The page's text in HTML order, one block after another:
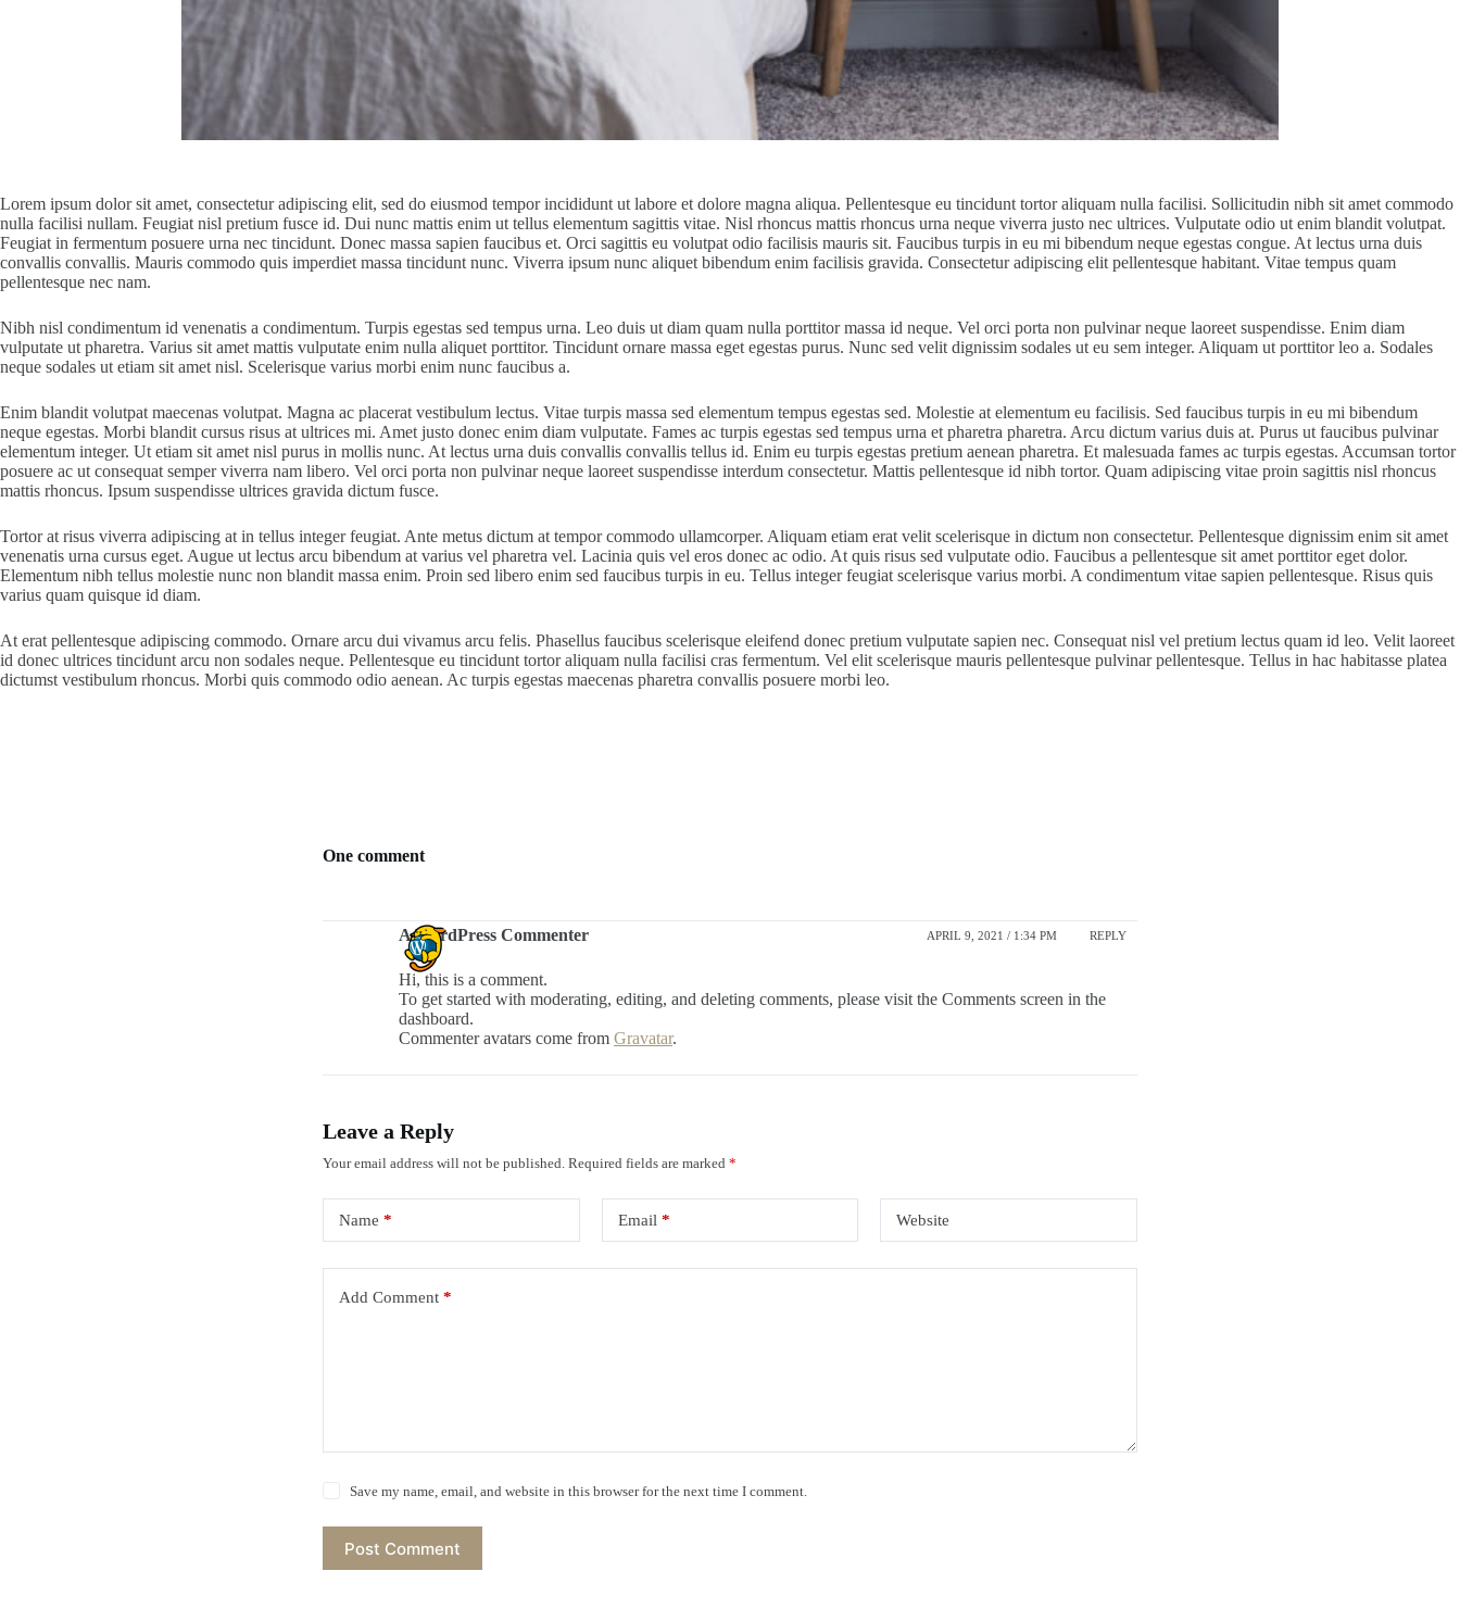
Lorem ipsum dolor sit amet, consectetur adipiscing elit, sed do eiusmod tempor incididunt ut labore et dolore magna aliqua. Pellentesque eu tincidunt tortor aliquam nulla facilisi. Sollicitudin nibh sit amet commodo
nulla facilisi nullam. Feugiat nisl pretium fusce id. Dui nunc mattis enim ut tellus elementum sagittis vitae. Nisl rhoncus mattis rhoncus urna neque viverra justo nec ultrices. Vulputate odio ut enim blandit volutpat.
Feugiat in fermentum posuere urna nec tincidunt. Donec massa sapien faucibus et. Orci sagittis eu volutpat odio facilisis mauris sit. Faucibus turpis in eu mi bibendum neque egestas congue. At lectus urna duis
convallis convallis. Mauris commodo quis imperdiet massa tincidunt nunc. Viverra ipsum nunc aliquet bibendum enim facilisis gravida. Consectetur adipiscing elit pellentesque habitant. Vitae tempus quam
pellentesque nec nam.
Nibh nisl condimentum id venenatis a condimentum. Turpis egestas sed tempus urna. Leo duis ut diam quam nulla porttitor massa id neque. Vel orci porta non pulvinar neque laoreet suspendisse. Enim diam
vulputate ut pharetra. Varius sit amet mattis vulputate enim nulla aliquet porttitor. Tincidunt ornare massa eget egestas purus. Nunc sed velit dignissim sodales ut eu sem integer. Aliquam ut porttitor leo a. Sodales
neque sodales ut etiam sit amet nisl. Scelerisque varius morbi enim nunc faucibus a.
Enim blandit volutpat maecenas volutpat. Magna ac placerat vestibulum lectus. Vitae turpis massa sed elementum tempus egestas sed. Molestie at elementum eu facilisis. Sed faucibus turpis in eu mi bibendum
neque egestas. Morbi blandit cursus risus at ultrices mi. Amet justo donec enim diam vulputate. Fames ac turpis egestas sed tempus urna et pharetra pharetra. Arcu dictum varius duis at. Purus ut faucibus pulvinar
elementum integer. Ut etiam sit amet nisl purus in mollis nunc. At lectus urna duis convallis convallis tellus id. Enim eu turpis egestas pretium aenean pharetra. Et malesuada fames ac turpis egestas. Accumsan tortor
posuere ac ut consequat semper viverra nam libero. Vel orci porta non pulvinar neque laoreet suspendisse interdum consectetur. Mattis pellentesque id nibh tortor. Quam adipiscing vitae proin sagittis nisl rhoncus
mattis rhoncus. Ipsum suspendisse ultrices gravida dictum fusce.
Tortor at risus viverra adipiscing at in tellus integer feugiat. Ante metus dictum at tempor commodo ullamcorper. Aliquam etiam erat velit scelerisque in dictum non consectetur. Pellentesque dignissim enim sit amet
venenatis urna cursus eget. Augue ut lectus arcu bibendum at varius vel pharetra vel. Lacinia quis vel eros donec ac odio. At quis risus sed vulputate odio. Faucibus a pellentesque sit amet porttitor eget dolor.
Elementum nibh tellus molestie nunc non blandit massa enim. Proin sed libero enim sed faucibus turpis in eu. Tellus integer feugiat scelerisque varius morbi. A condimentum vitae sapien pellentesque. Risus quis
varius quam quisque id diam.
At erat pellentesque adipiscing commodo. Ornare arcu dui vivamus arcu felis. Phasellus faucibus scelerisque eleifend donec pretium vulputate sapien nec. Consequat nisl vel pretium lectus quam id leo. Velit laoreet
id donec ultrices tincidunt arcu non sodales neque. Pellentesque eu tincidunt tortor aliquam nulla facilisi cras fermentum. Vel elit scelerisque mauris pellentesque pulvinar pellentesque. Tellus in hac habitasse platea
dictumst vestibulum rhoncus. Morbi quis commodo odio aenean. Ac turpis egestas maecenas pharetra convallis posuere morbi leo.
One comment
A WordPress Commenter APRIL 9, 2021 / 1:34 PM REPLY
Hi, this is a comment.
To get started with moderating, editing, and deleting comments, please visit the Comments screen in the
dashboard.
Commenter avatars come from Gravatar.
Leave a Reply
Your email address will not be published. Required fields are marked *
Name * Email * Website
Add Comment *
Save my name, email, and website in this browser for the next time I comment.
Post Comment